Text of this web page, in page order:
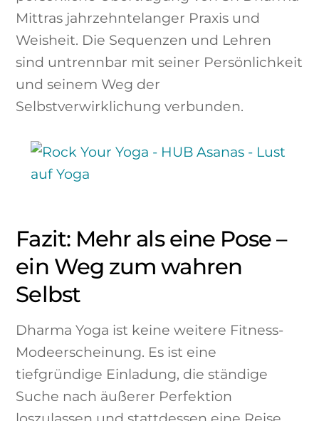
Mittras jahrzehntelanger Praxis und
Weisheit. Die Sequenzen und Lehren
sind untrennbar mit seiner Persönlichkeit
und seinem Weg der
Selbstverwirklichung verbunden.
Fazit: Mehr als eine Pose –
ein Weg zum wahren
Selbst
Dharma Yoga ist keine weitere Fitness-
Modeerscheinung. Es ist eine
tiefgründige Einladung, die ständige
Suche nach äußerer Perfektion